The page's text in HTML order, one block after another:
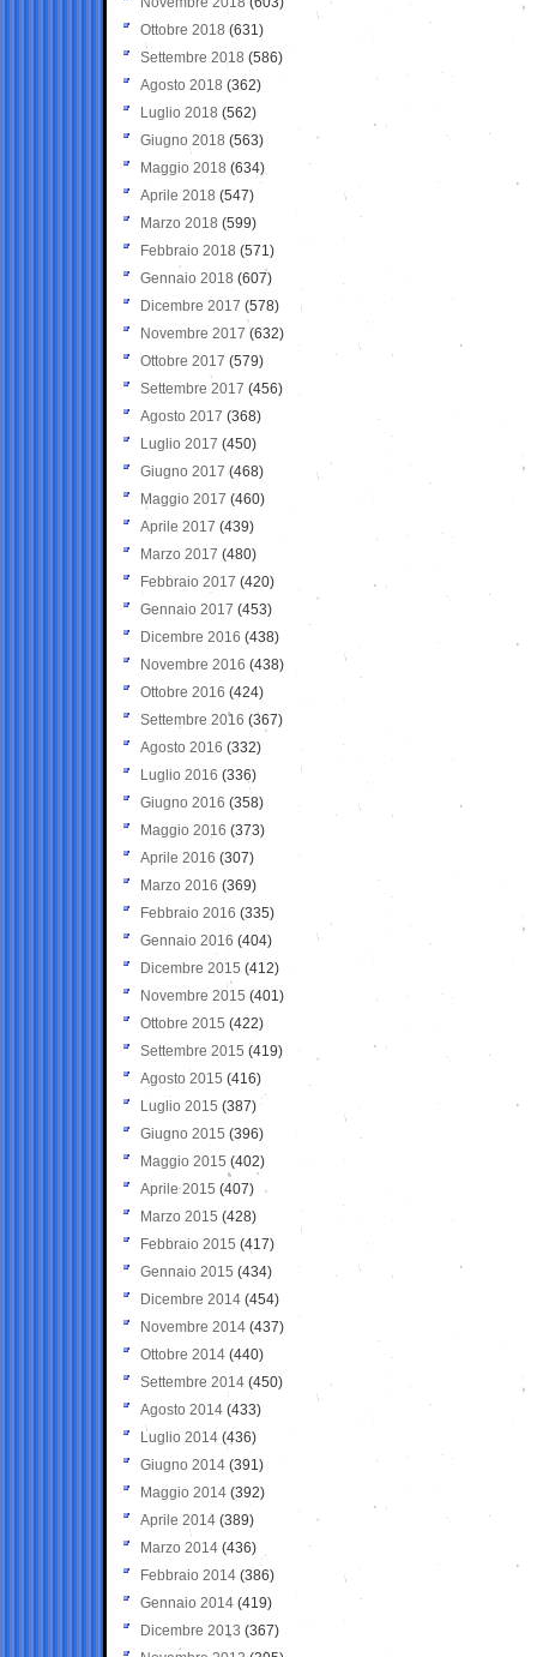
Ottobre 2018 (631)
Settembre 2018 (586)
Agosto 2018 (362)
Luglio 2018 (562)
Giugno 2018 (563)
Maggio 2018 (634)
Aprile 2018 (547)
Marzo 2018 (599)
Febbraio 2018 (571)
Gennaio 2018 (607)
Dicembre 2017 (578)
Novembre 2017 (632)
Ottobre 2017 (579)
Settembre 2017 (456)
Agosto 2017 (368)
Luglio 2017 (450)
Giugno 2017 (468)
Maggio 2017 (460)
Aprile 2017 (439)
Marzo 2017 (480)
Febbraio 2017 (420)
Gennaio 2017 (453)
Dicembre 2016 (438)
Novembre 2016 (438)
Ottobre 2016 (424)
Settembre 2016 (367)
Agosto 2016 (332)
Luglio 2016 (336)
Giugno 2016 (358)
Maggio 2016 (373)
Aprile 2016 (307)
Marzo 2016 (369)
Febbraio 2016 (335)
Gennaio 2016 (404)
Dicembre 2015 (412)
Novembre 2015 (401)
Ottobre 2015 (422)
Settembre 2015 (419)
Agosto 2015 (416)
Luglio 2015 (387)
Giugno 2015 (396)
Maggio 2015 (402)
Aprile 2015 (407)
Marzo 2015 (428)
Febbraio 2015 (417)
Gennaio 2015 (434)
Dicembre 2014 (454)
Novembre 2014 (437)
Ottobre 2014 (440)
Settembre 2014 (450)
Agosto 2014 (433)
Luglio 2014 (436)
Giugno 2014 (391)
Maggio 2014 (392)
Aprile 2014 (389)
Marzo 2014 (436)
Febbraio 2014 (386)
Gennaio 2014 (419)
Dicembre 2013 (367)